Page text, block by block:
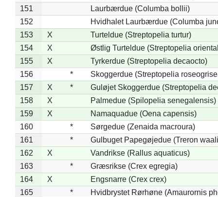
151
Laurbærdue (Columba bollii)
152
Hvidhalet Laurbærdue (Columba
153
X
Turteldue (Streptopelia turtur)
154
X
Østlig Turteldue (Streptopelia
155
X
Tyrkerdue (Streptopelia decaocto)
156
*
Skoggerdue (Streptopelia
157
X *
Guløjet Skoggerdue (Streptopelia
158
X
Palmedue (Spilopelia senegalensis)
159
X
Namaquadue (Oena capensis)
160
*
Sørgedue (Zenaida macroura)
161
*
Gulbuget Papegøjedue (Treron
162
X
Vandrikse (Rallus aquaticus)
163
*
Græsrikse (Crex egregia)
164
X
Engsnarre (Crex crex)
165
*
Hvidbrystet Rørhøne (Amaurornis